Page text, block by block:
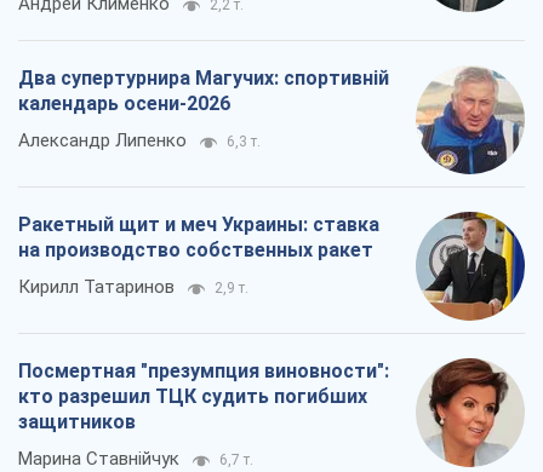
2,2 т.
Два супертурнира Магучих: спортивній
календарь осени-2026
Александр Липенко 6,3 т.
Ракетный щит и меч Украины: ставка
на производство собственных ракет
Кирилл Татаринов 2,9 т.
Посмертная "презумпция виновности":
кто разрешил ТЦК судить погибших
защитников
Марина Ставнійчук 6,7 т.